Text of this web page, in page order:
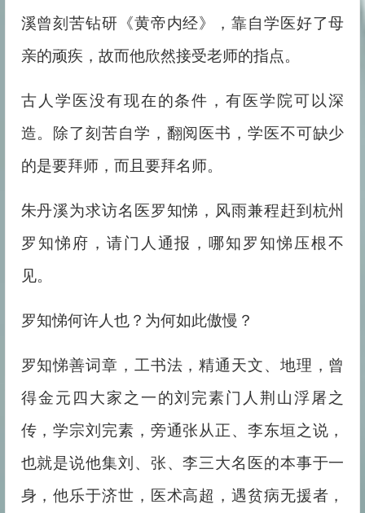
溪曾刻苦钻研《黄帝内经》，靠自学医好了母
亲的顽疾，故而他欣然接受老师的指点。
古人学医没有现在的条件，有医学院可以深
造。除了刻苦自学，翻阅医书，学医不可缺少
的是要拜师，而且要拜名师。
朱丹溪为求访名医罗知悌，风雨兼程赶到杭州
罗知悌府，请门人通报，哪知罗知悌压根不
见。
罗知悌何许人也？为何如此傲慢？
罗知悌善词章，工书法，精通天文、地理，曾
得金元四大家之一的刘完素门人荆山浮屠之
传，学宗刘完素，旁通张从正、李东垣之说，
也就是说他集刘、张、李三大名医的本事于一
身，他乐于济世，医术高超，遇贫病无援者，